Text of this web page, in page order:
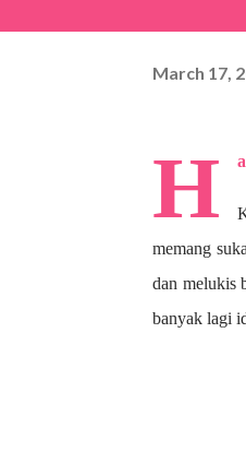
March 17,
H
memang
dan melukis
banyak lagi